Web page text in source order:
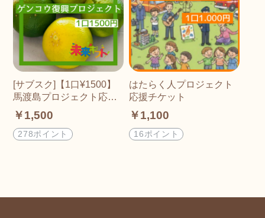
[サブスク]【1口¥1500】
馬渡島プロジェクト応援
チケット[返礼品付]
￥1,500
278ポイント
はたらく人プロジェクト
応援チケット
￥1,100
16ポイント